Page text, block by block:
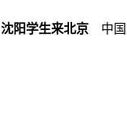
沈阳学生来北京 中国